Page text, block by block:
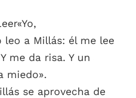
leo a Millás: él me lee
me da risa. Y un
miedo».
se aprovecha de